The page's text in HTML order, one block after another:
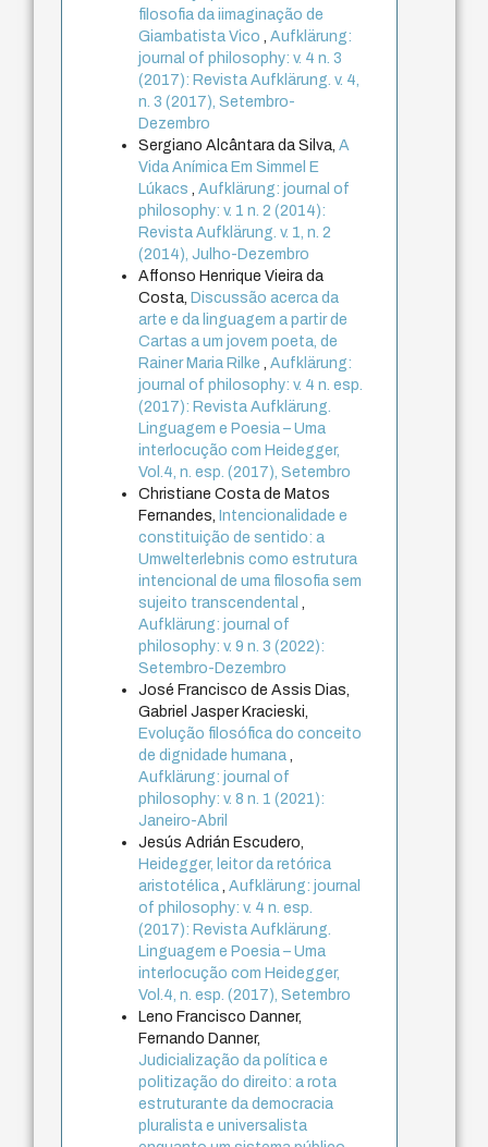
filosofia da iimaginação de
Giambatista Vico,Aufklärung:
journal of philosophy: v. 4 n. 3
(2017): Revista Aufklärung. v. 4,
n. 3 (2017), Setembro-
Dezembro
Sergiano Alcântara da Silva,A
Vida Anímica Em Simmel E
Lúkacs,Aufklärung: journal of
philosophy: v. 1 n. 2 (2014):
Revista Aufklärung. v. 1, n. 2
(2014), Julho-Dezembro
Affonso Henrique Vieira da
Costa, Discussão acerca da
arte e da linguagem a partir de
Cartas a um jovem poeta, de
Rainer Maria Rilke,Aufklärung:
journal of philosophy: v. 4 n. esp.
(2017): Revista Aufklärung.
Linguagem e Poesia – Uma
interlocução com Heidegger,
Vol.4, n. esp. (2017), Setembro
Christiane Costa de Matos
Fernandes, Intencionalidade e
constituição de sentido: a
Umwelterlebnis como estrutura
intencional de uma filosofia sem
sujeito transcendental,
Aufklärung: journal of
philosophy: v. 9 n. 3 (2022):
Setembro-Dezembro
José Francisco de Assis Dias,
Gabriel Jasper Kracieski,
Evolução filosófica do conceito
de dignidade humana,
Aufklärung: journal of
philosophy: v. 8 n. 1 (2021):
Janeiro-Abril
Jesús Adrián Escudero,
Heidegger, leitor da retórica
aristotélica,Aufklärung: journal
of philosophy: v. 4 n. esp.
(2017): Revista Aufklärung.
Linguagem e Poesia – Uma
interlocução com Heidegger,
Vol.4, n. esp. (2017), Setembro
Leno Francisco Danner,
Fernando Danner,
Judicialização da política e
politização do direito: a rota
estruturante da democracia
pluralista e universalista